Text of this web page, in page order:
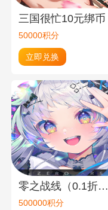
三国很忙10元绑币
50000积分
立即兑换
零之战线（0.1折）100元绑币
500000积分